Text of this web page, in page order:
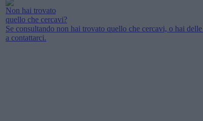
Non hai trovato
quello che cercavi?
Se consultando non hai trovato quello che cercavi, o hai
a contattarci.